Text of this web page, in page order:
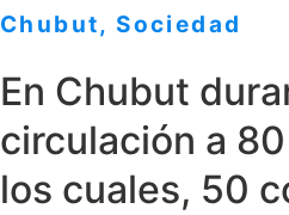
Chubut, Sociedad
En Chubut
circulación a
los cuales, 50